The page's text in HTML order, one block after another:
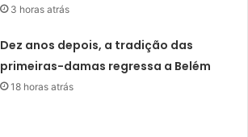
3 horas atrás
Dez anos depois, a tradição das
primeiras-damas regressa a Belém
18 horas atrás